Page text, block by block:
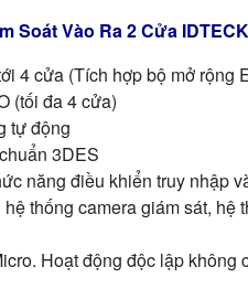
Soát Vào Ra 2 Cửa
4 cửa (Tích hợp bộ mở rộng
(tối đa 4 cửa)
tự động
3DES
năng điều khiển truy nhập
thống camera giám sát, hệ
Hoạt động độc lập